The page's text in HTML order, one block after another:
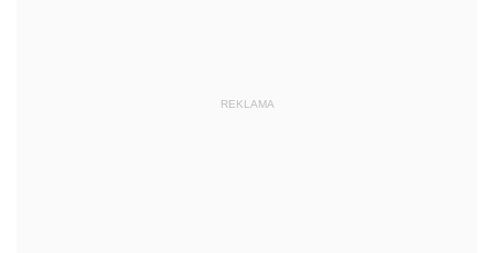
REKLAMA